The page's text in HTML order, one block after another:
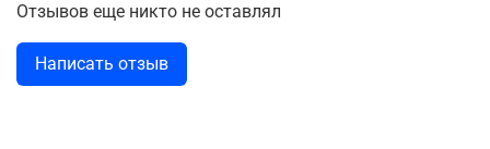
Отзывов еще никто не оставлял
Написать отзыв